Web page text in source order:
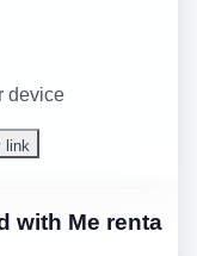
device
link
with Me renta